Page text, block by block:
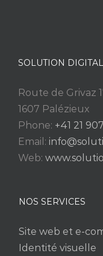
SOLUTION
Route de Grivaz
1607 Palézieux
Phone: +41 21
Email:
Web:
NOS SERVICES
Site web et e-
Identité visuelle